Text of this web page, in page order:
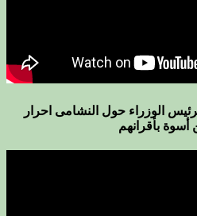
الوزراء حول النشامى احرار
أسوة بأقرانهم